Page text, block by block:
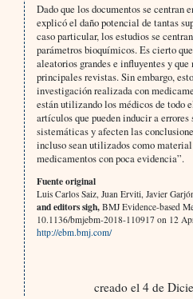
Dado que los documentos se centran
explicó el daño potencial de tantas
caso particular, los estudios se
parámetros bioquímicos. Es cierto
aleatorios grandes e influyentes y que
principales revistas. Sin embargo,
investigación realizada con
están utilizando los médicos de todo
artículos que pueden inducir a
sistemáticas y afecten las
incluso sean utilizados como
medicamentos con poca evidencia”.
Fuente original
Luis Carlos Saiz, Juan Erviti, Javier
and editors sigh, BMJ Evidence-based
10.1136/bmjebm-2018-110917 on 12
http://ebm.bmj.com/
creado el 4 de